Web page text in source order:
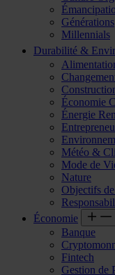
Générations
Millennials
Durabilité &
Économie
Énergie
Météo &
Mode de
Nature
Objectifs
Économie
Banque
Fintech
Gestion de